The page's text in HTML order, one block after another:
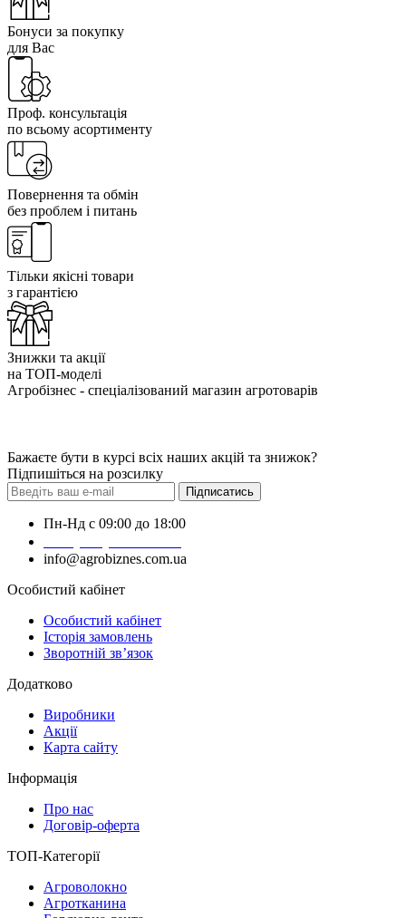
Бонуси за покупку
для Вас
Проф. консультація
по всьому асортименту
Повернення та обмін
без проблем і питань
Тільки якісні товари
з гарантією
Знижки та акції
на ТОП-моделі
Агробізнес - спеціалізований магазин агротоварів
Бажаєте бути в курсі всіх наших акцій та знижок?
Підпишіться на розсилку
Підписатись
Пн-Нд с 09:00 до 18:00
info@agrobiznes.com.ua
Особистий кабінет
Особистий кабінет
Історія замовлень
Зворотній зв’язок
Додатково
Виробники
Акції
Карта сайту
Інформація
Про нас
Договір-оферта
ТОП-Категорії
Агроволокно
Агротканина